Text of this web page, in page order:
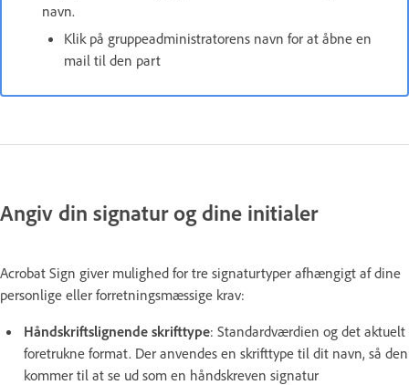
navn.
Klik på gruppeadministratorens navn for at åbne en
mail til den part
Angiv din signatur og dine initialer
Acrobat Sign giver mulighed for tre signaturtyper afhængigt af dine
personlige eller forretningsmæssige krav:
Håndskriftslignende skrifttype: Standardværdien og det aktuelt
foretrukne format. Der anvendes en skrifttype til dit navn, så den
kommer til at se ud som en håndskreven signatur